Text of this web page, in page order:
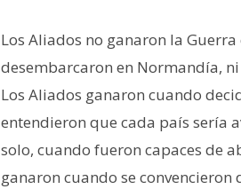
Los Aliados no ganaron la
desembarcaron en Normandía,
Los Aliados ganaron cuando
entendieron que cada país sería
solo, cuando fueron capaces de
ganaron cuando se